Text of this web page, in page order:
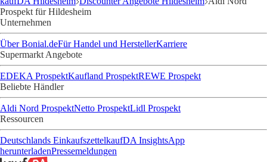
Prospekt für Hildesheim
Unternehmen
Über Bonial.deFür Handel und HerstellerKarriere
Supermarkt Angebote
EDEKA ProspektKaufland ProspektREWE Prospekt
Beliebte Händler
Aldi Nord ProspektNetto ProspektLidl Prospekt
Ressourcen
Deutschlands EinkaufszettelkaufDA InsightsApp
herunterladenPressemeldungen